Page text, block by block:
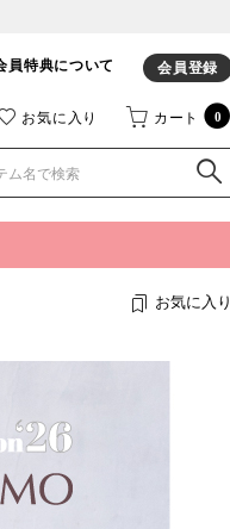
員特典について 会員登録
お気に入り カート 0
お気に入り